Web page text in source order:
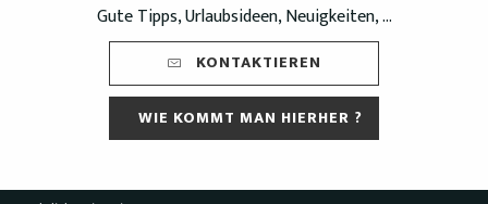
Gute Tipps, Urlaubsideen, Neuigkeiten, ...
KONTAKTIEREN
WIE KOMMT MAN HIERHER ?